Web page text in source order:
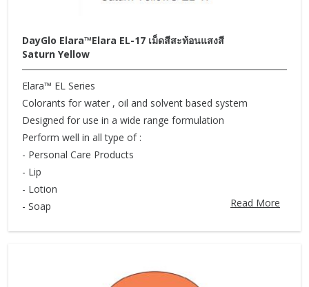
DayGlo Elara™Elara EL-17 เม็ดสีสะท้อนแสงสี
Saturn Yellow
Elara™ EL Series
Colorants for water , oil and solvent based system
Designed for use in a wide range formulation
Perform well in all type of :
- Personal Care Products
- Lip
- Lotion
- Soap
Read More